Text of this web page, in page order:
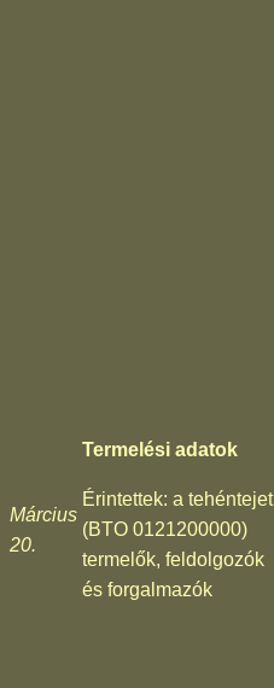
Március
20.
Termelési adatok
Érintettek: a tehéntejet
(BTO 0121200000)
termelők, feldolgozók
és forgalmazók